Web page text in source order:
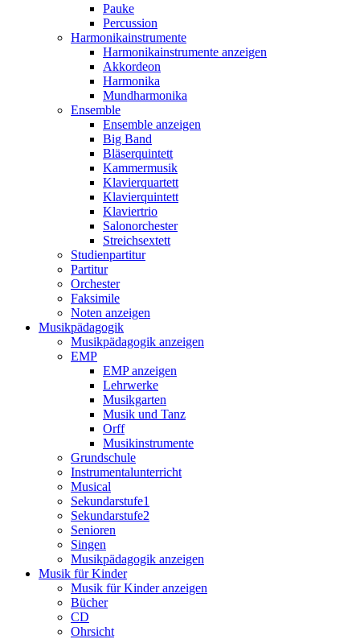
Pauke
Percussion
Harmonikainstrumente
Harmonikainstrumente anzeigen
Akkordeon
Harmonika
Mundharmonika
Ensemble
Ensemble anzeigen
Big Band
Bläserquintett
Kammermusik
Klavierquartett
Klavierquintett
Klaviertrio
Salonorchester
Streichsextett
Studienpartitur
Partitur
Orchester
Faksimile
Noten anzeigen
Musikpädagogik
Musikpädagogik anzeigen
EMP
EMP anzeigen
Lehrwerke
Musikgarten
Musik und Tanz
Orff
Musikinstrumente
Grundschule
Instrumentalunterricht
Musical
Sekundarstufe1
Sekundarstufe2
Senioren
Singen
Musikpädagogik anzeigen
Musik für Kinder
Musik für Kinder anzeigen
Bücher
CD
Ohrsicht